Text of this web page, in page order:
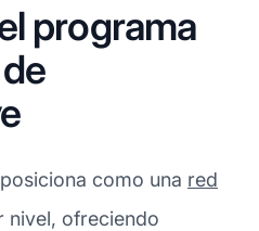
programa
como una red
nivel, ofreciendo